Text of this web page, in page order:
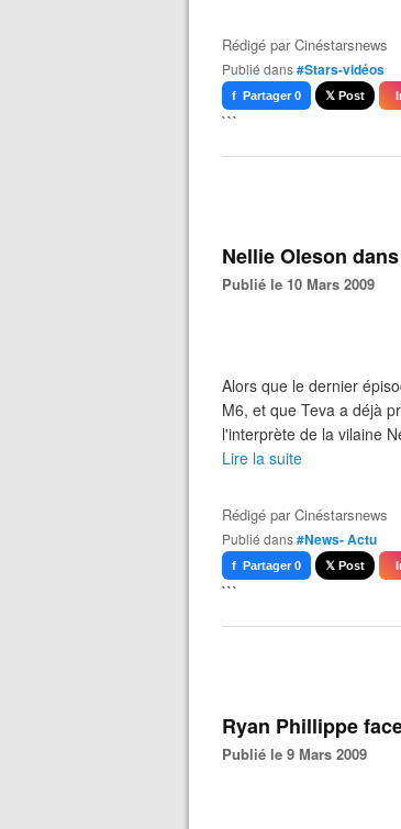
Rédigé parCinéstarsnews
Publié dans#Stars-vidéos
f Partager 0 𝕏 Post
```
Nellie Oleson
Publié le 10 Mars 2009
Alors que le dernier
M6, et que Teva a déjà
l'interprète de la vilaine
Lire la suite
Rédigé parCinéstarsnews
Publié dans#News- Actu
f Partager 0 𝕏 Post
```
Ryan Phillippe
Publié le 9 Mars 2009